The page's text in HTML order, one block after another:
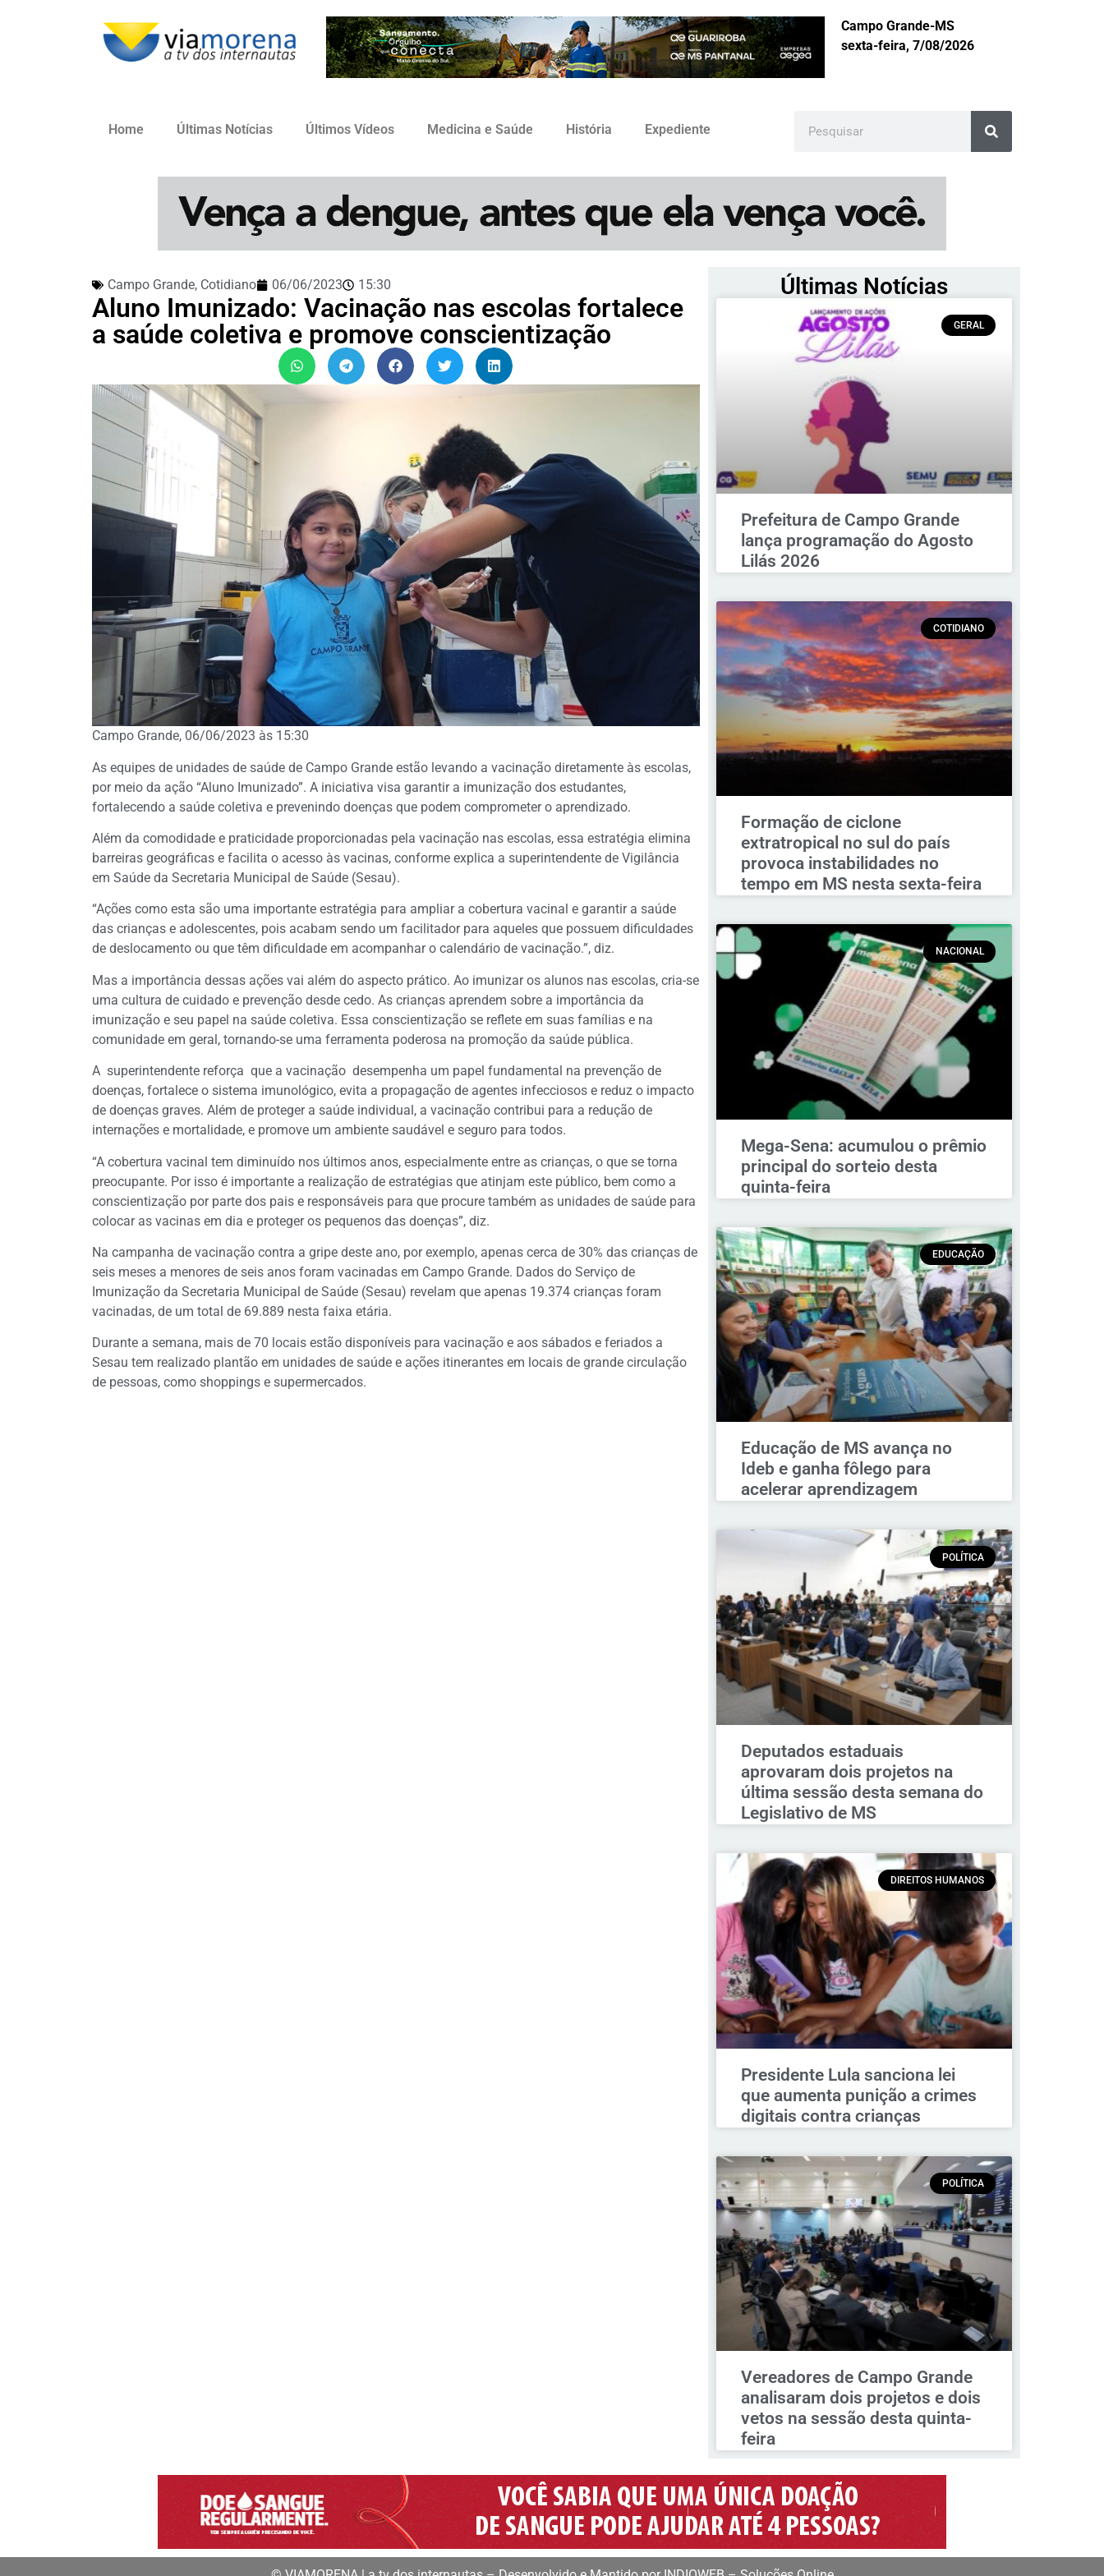
Campo Grande-MS
sexta-feira, 7/08/2026
Home Últimas Notícias Últimos Vídeos Medicina e Saúde História Expediente
Campo Grande, Cotidiano 06/06/2023 15:30
Aluno Imunizado: Vacinação nas escolas fortalece
a saúde coletiva e promove conscientização
Campo Grande, 06/06/2023 às 15:30
As equipes de unidades de saúde de Campo Grande estão levando a vacinação diretamente às escolas,
por meio da ação “Aluno Imunizado”. A iniciativa visa garantir a imunização dos estudantes,
fortalecendo a saúde coletiva e prevenindo doenças que podem comprometer o aprendizado.
Além da comodidade e praticidade proporcionadas pela vacinação nas escolas, essa estratégia elimina
barreiras geográficas e facilita o acesso às vacinas, conforme explica a superintendente de Vigilância
em Saúde da Secretaria Municipal de Saúde (Sesau).
“Ações como esta são uma importante estratégia para ampliar a cobertura vacinal e garantir a saúde
das crianças e adolescentes, pois acabam sendo um facilitador para aqueles que possuem dificuldades
de deslocamento ou que têm dificuldade em acompanhar o calendário de vacinação.”, diz.
Mas a importância dessas ações vai além do aspecto prático. Ao imunizar os alunos nas escolas, cria-se
uma cultura de cuidado e prevenção desde cedo. As crianças aprendem sobre a importância da
imunização e seu papel na saúde coletiva. Essa conscientização se reflete em suas famílias e na
comunidade em geral, tornando-se uma ferramenta poderosa na promoção da saúde pública.
A superintendente reforça que a vacinação desempenha um papel fundamental na prevenção de
doenças, fortalece o sistema imunológico, evita a propagação de agentes infecciosos e reduz o impacto
de doenças graves. Além de proteger a saúde individual, a vacinação contribui para a redução de
internações e mortalidade, e promove um ambiente saudável e seguro para todos.
“A cobertura vacinal tem diminuído nos últimos anos, especialmente entre as crianças, o que se torna
preocupante. Por isso é importante a realização de estratégias que atinjam este público, bem como a
conscientização por parte dos pais e responsáveis para que procure também as unidades de saúde para
colocar as vacinas em dia e proteger os pequenos das doenças”, diz.
Na campanha de vacinação contra a gripe deste ano, por exemplo, apenas cerca de 30% das crianças de
seis meses a menores de seis anos foram vacinadas em Campo Grande. Dados do Serviço de
Imunização da Secretaria Municipal de Saúde (Sesau) revelam que apenas 19.374 crianças foram
vacinadas, de um total de 69.889 nesta faixa etária.
Durante a semana, mais de 70 locais estão disponíveis para vacinação e aos sábados e feriados a
Sesau tem realizado plantão em unidades de saúde e ações itinerantes em locais de grande circulação
de pessoas, como shoppings e supermercados.
Últimas Notícias
GERAL
Prefeitura de Campo Grande
lança programação do Agosto
Lilás 2026
COTIDIANO
Formação de ciclone
extratropical no sul do país
provoca instabilidades no
tempo em MS nesta sexta-feira
NACIONAL
Mega-Sena: acumulou o prêmio
principal do sorteio desta
quinta-feira
EDUCAÇÃO
Educação de MS avança no
Ideb e ganha fôlego para
acelerar aprendizagem
POLÍTICA
Deputados estaduais
aprovaram dois projetos na
última sessão desta semana do
Legislativo de MS
DIREITOS HUMANOS
Presidente Lula sanciona lei
que aumenta punição a crimes
digitais contra crianças
POLÍTICA
Vereadores de Campo Grande
analisaram dois projetos e dois
vetos na sessão desta quinta-
feira